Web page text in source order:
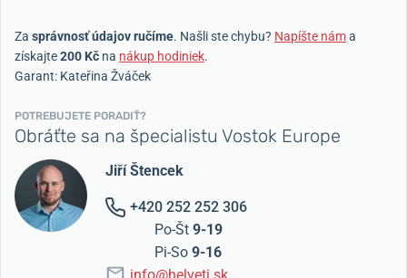
Za správnosť údajov ručíme. Našli ste chybu? Napíšte náma
získajte200 Kč na nákup hodiniek.
Garant: Kateřina Žváček
POTREBUJETE PORADIŤ?
Obráťte sa na špecialistu Vostok Europe
Jiří Štencek
+420 252 252 306
Po-Št 9-19
Pi-So 9-16
info@helveti.sk